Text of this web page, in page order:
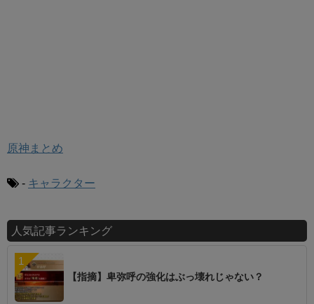
原神まとめ
- キャラクター
人気記事ランキング
【指摘】卑弥呼の強化はぶっ壊れじゃない？